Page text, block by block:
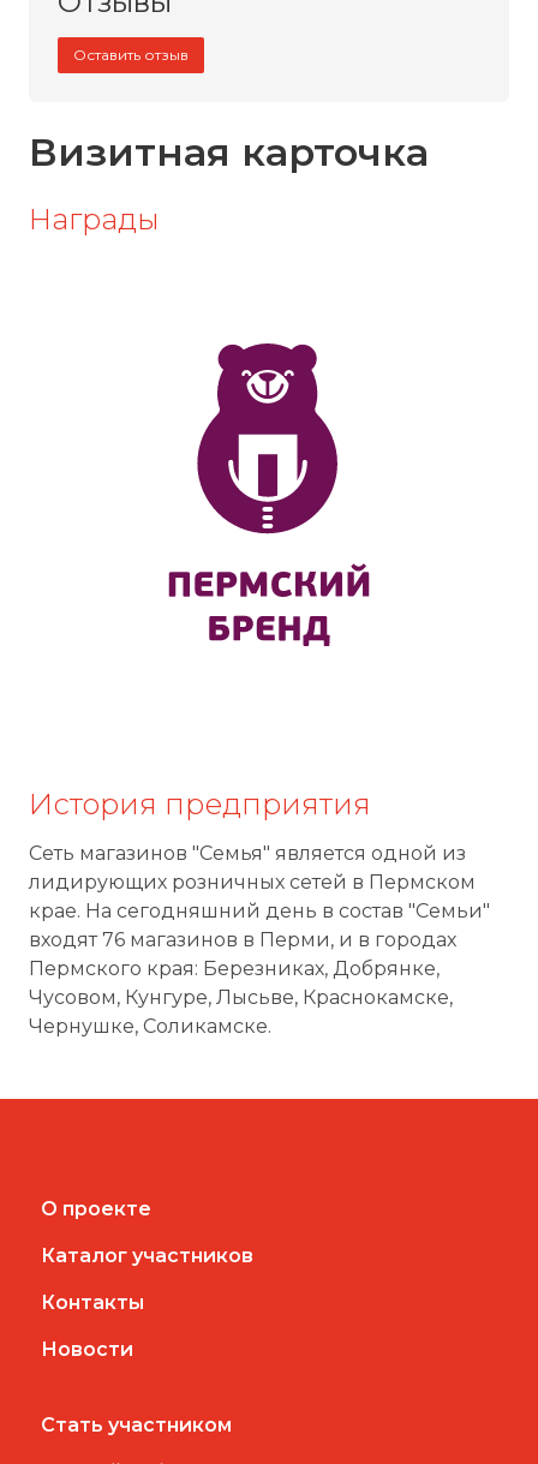
Оставить отзыв
Визитная карточка
Награды
История предприятия
Сеть магазинов "Семья" является одной из
лидирующих розничных сетей в Пермском
крае. На сегодняшний день в состав "Семьи"
входят 76 магазинов в Перми, и в городах
Пермского края: Березниках, Добрянке,
Чусовом, Кунгуре, Лысьве, Краснокамске,
Чернушке, Соликамске.
О проекте
Каталог участников
Контакты
Новости
Стать участником